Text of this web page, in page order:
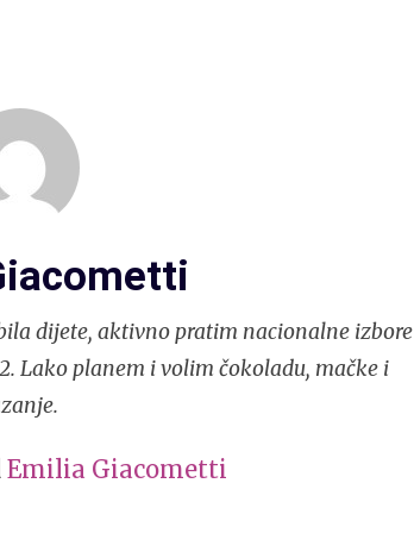
dijete, aktivno pratim nacionalne izbore
Lako planem i volim čokoladu, mačke i
Emilia Giacometti